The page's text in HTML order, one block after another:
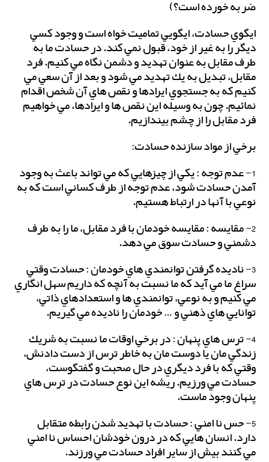
ضربه خورده است؟)
ايگوي حسادت، ايگويي تماميت خواه است و وجود كسي
ديگر را به غير از خود، قبول نمي كند. در حسادت ما به
طرف مقابل به عنوان تهديد و دشمن نگاه مي كنيم. فرد
مقابل، تبديل به يك تهديد مي شود و بعد از آن سعي مي
كنيم كه به جستجوي ايرادها و نقص هاي آن شخص اقدام
نمائيم. چون به وسيله اين نقص ها و ايرادها، مي خواهيم
فرد مقابل را از چشم بيندازيم.
برخي از مواد سازنده حسادت:
1- عدم توجه : يكي از چيزهايي كه مي تواند باعث به وجود
آمدن حسادت شود، عدم توجه از طرف كساني است كه به
نوعي با آنها در ارتباط هستيم.
2- مقايسه : مقايسه خودمان با فرد مقابل، ما را به طرف
دشمني و حسادت سوق مي دهد.
3- ناديده گرفتن توانمندي هاي خودمان : حسادت وقتي
سراغ ما مي آيد كه ما نسبت به آنچه كه داريم سهل انگاري
مي كنيم و به نوعي، توانمندي ها و استعدادهاي ذاتي،
توانايي هاي ذهني و … خودمان را ناديده مي گيريم.
4- ترس هاي پنهان : در برخي اوقات ما نسبت به شريك
زندگي مان يا دوست مان به خاطر ترس از دست دادنش،
وقتي كه با فرد ديگري در حال صحبت و گفتگوست،
حسادت مي ورزيم. ريشه اين نوع حسادت در ترس هاي
پنهان وجود ماست.
5- حس نا امني : حسادت با تهديد شدن رابطه متقابل
دارد. انسان هايي كه در درون خودشان احساس نا امني
مي كنند بيش از ساير افراد حسادت مي ورزند.